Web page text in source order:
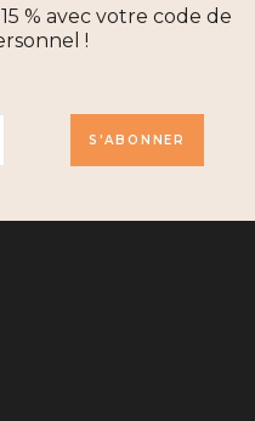
% avec votre code de
!
S'ABONNER